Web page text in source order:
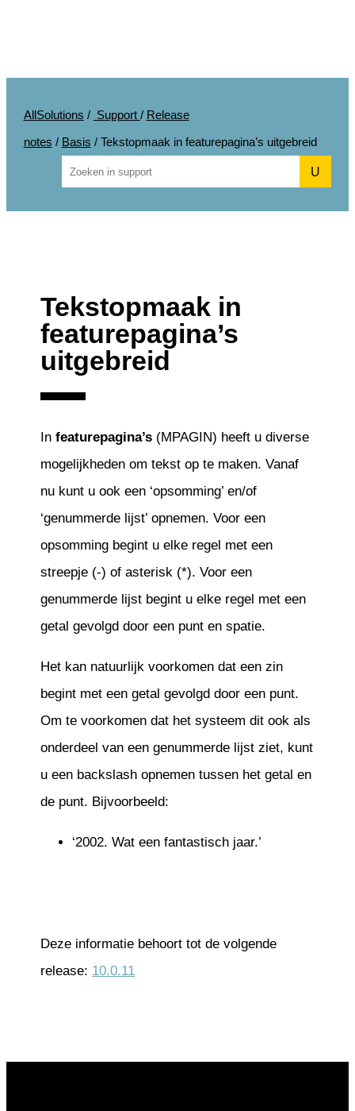
AllSolutions / Support / Release
notes / Basis / Tekstopmaak in featurepagina’s uitgebreid
U
Tekstopmaak in
featurepagina’s
uitgebreid
Infeaturepagina’s (MPAGIN) heeft u diverse
mogelijkheden om tekst op te maken. Vanaf
nu kunt u ook een ‘opsomming’ en/of
‘genummerde lijst’ opnemen. Voor een
opsomming begint u elke regel met een
streepje (-) of asterisk (*). Voor een
genummerde lijst begint u elke regel met een
getal gevolgd door een punt en spatie.
Het kan natuurlijk voorkomen dat een zin
begint met een getal gevolgd door een punt.
Om te voorkomen dat het systeem dit ook als
onderdeel van een genummerde lijst ziet, kunt
u een backslash opnemen tussen het getal en
de punt. Bijvoorbeeld:
‘2002. Wat een fantastisch jaar.’
Deze informatie behoort tot de volgende
release: 10.0.11